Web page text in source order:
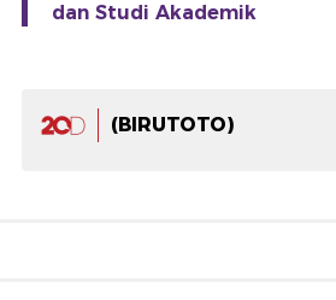
dan Studi Akademik
(BIRUTOTO)